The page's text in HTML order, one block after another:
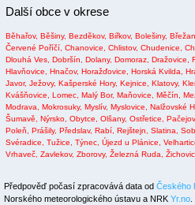
Další obce v okrese
Běhařov, Běšiny, Bezděkov, Biřkov, Bolešiny,
Červené Poříčí, Chanovice, Chlistov, Chudenice,
Dlouhá Ves, Dobršín, Dolany, Domoraz, Dražovice,
Hlavňovice, Hnačov, Horažďovice, Horská Kvilda,
Javor, Ježovy, Kašperské Hory, Kejnice, Klatovy,
Kvášňovice, Lomec, Malý Bor, Maňovice, Měčín,
Modrava, Mokrosuky, Myslív, Myslovice, Nalžovské
Šumavě, Nýrsko, Obytce, Olšany, Ostřetice,
Poleň, Prášily, Předslav, Rabí, Rejštejn, Slatina,
Svéradice, Tužice, Týnec, Újezd u Plánice,
Vrhaveč, Zavlekov, Zborovy, Železná Ruda,
Předpověď počasí zpracovává data od Českého
Norského meteorologického ústavu a NRK Yr.no.